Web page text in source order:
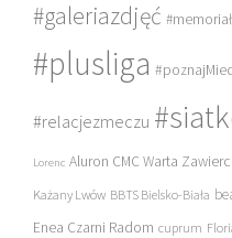
#galeriazdjęć #memoriał
#plusliga
#relacjezmeczu
Lorenc Aluron CMC Warta
Każany Lwów BBTS Bielsko-Biała
Enea Czarni Radom cuprum